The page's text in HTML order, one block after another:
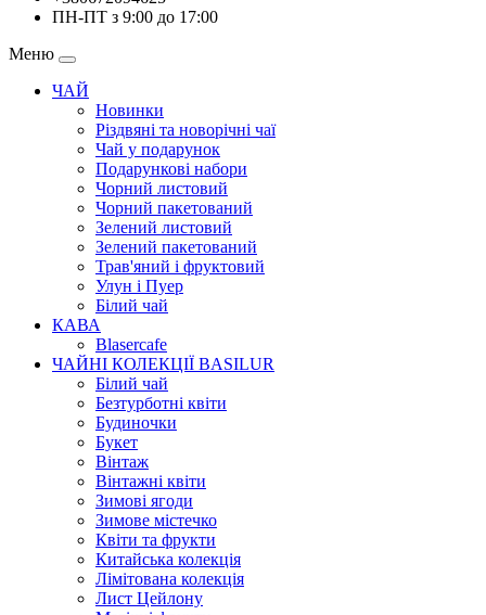
ПН-ПТ з 9:00 до 17:00
Меню
ЧАЙ
Новинки
Різдвяні та новорічні чаї
Чай у подарунок
Подарункові набори
Чорний листовий
Чорний пакетований
Зелений листовий
Зелений пакетований
Трав'яний і фруктовий
Улун і Пуер
Білий чай
КАВА
Blasercafe
ЧАЙНІ КОЛЕКЦІЇ BASILUR
Білий чай
Безтурботні квіти
Будиночки
Букет
Вінтаж
Вінтажні квіти
Зимові ягоди
Зимове містечко
Квіти та фрукти
Китайська колекція
Лімітована колекція
Лист Цейлону